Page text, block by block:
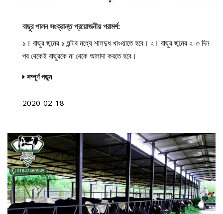
বাছুর পালন সংক্রান্ত প্রয়োজনীয় পরামর্শ:
১। বাছুর জন্মের ১ ঘন্টার মধ্যে শালদুধ খাওয়াতে হবে। ২। বাছুর জন্মের ২-৩ দিন
পর থেকেই বাছুরকে মা থেকে আলাদা করতে হবে।
সম্পূর্ণ পড়ুন
2020-02-18